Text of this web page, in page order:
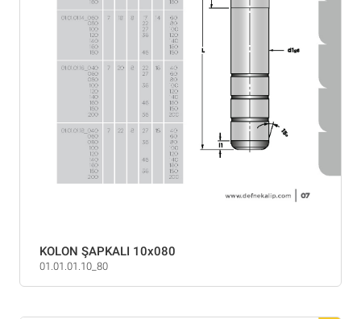
KOLON ŞAPKALI 10x080
01.01.01.10_80